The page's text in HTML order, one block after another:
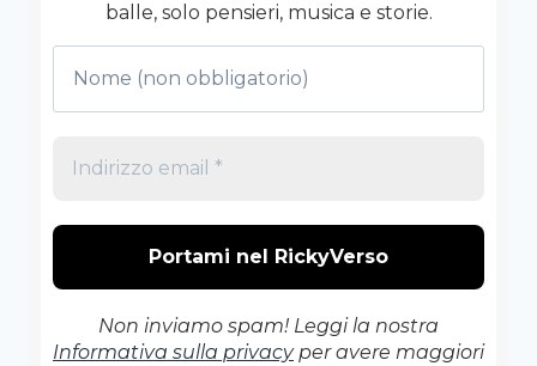
balle, solo pensieri, musica e storie.
Non inviamo spam! Leggi la nostra
Informativa sulla privacyper avere maggiori